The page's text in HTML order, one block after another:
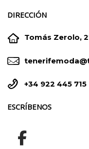
DIRECCIÓN

 Tomás Zerolo,



 +34 922 445 715
ESCRÍBENOS